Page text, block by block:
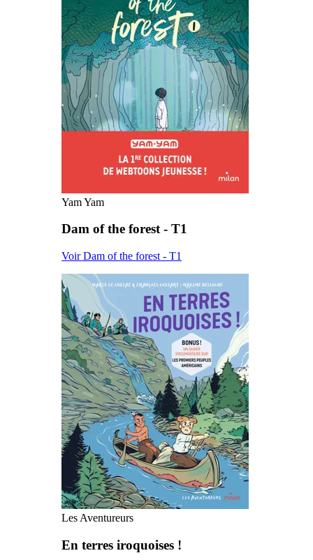
Yam Yam
Dam of the forest - T1
Voir Dam of the forest - T1
Les Aventureurs
En terres iroquoises !